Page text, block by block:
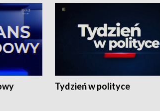
Tydzień w polityce